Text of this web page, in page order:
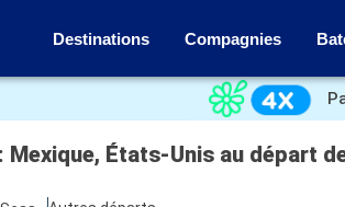
Destinations Compagnies
États-Unis au départ